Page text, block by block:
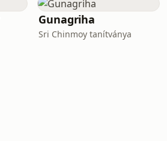
Gunagriha
Sri Chinmoy tanítványa